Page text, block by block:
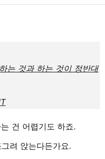
는 것과 하는 것이 정반대
건 어렵기도 하죠.
려 앉는다든가요.